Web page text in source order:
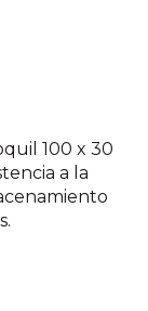
100 x 30
a la